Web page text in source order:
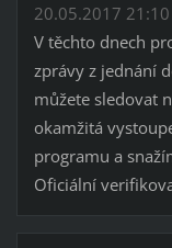
20.05.2017 21:10
V těchto dnech
zprávy z jednání
můžete sledovat
okamžitá
programu a
Oficiální